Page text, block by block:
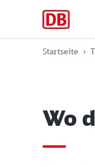
Startseite
Wo